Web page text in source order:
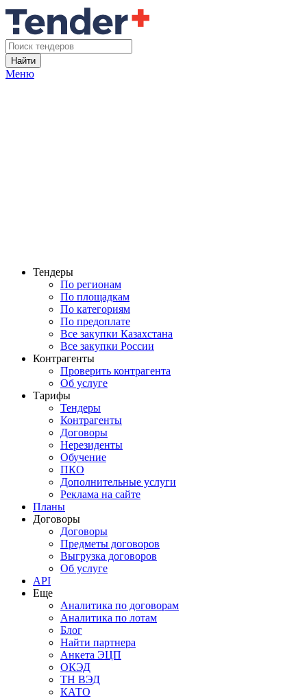
Найти
Меню
Тендеры
По регионам
По площадкам
По категориям
По предоплате
Все закупки Казахстана
Все закупки России
Контрагенты
Проверить контрагента
Об услуге
Тарифы
Тендеры
Контрагенты
Договоры
Нерезиденты
Обучение
ПКО
Дополнительные услуги
Реклама на сайте
Планы
Договоры
Договоры
Предметы договоров
Выгрузка договоров
Об услуге
API
Еще
Аналитика по договорам
Аналитика по лотам
Блог
Найти партнера
Анкета ЭЦП
ОКЭД
ТН ВЭД
КАТО